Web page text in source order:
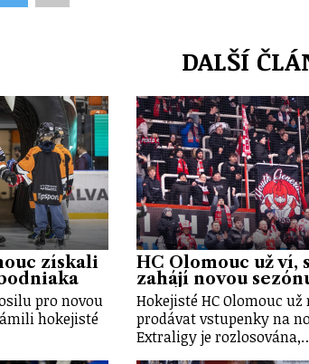
DALŠÍ
získali
pro novou
hokejisté
HC Olomouc už ví,
zahájí novou
Hokejisté HC Olomouc
prodávat vstupenky na
Extraligy je